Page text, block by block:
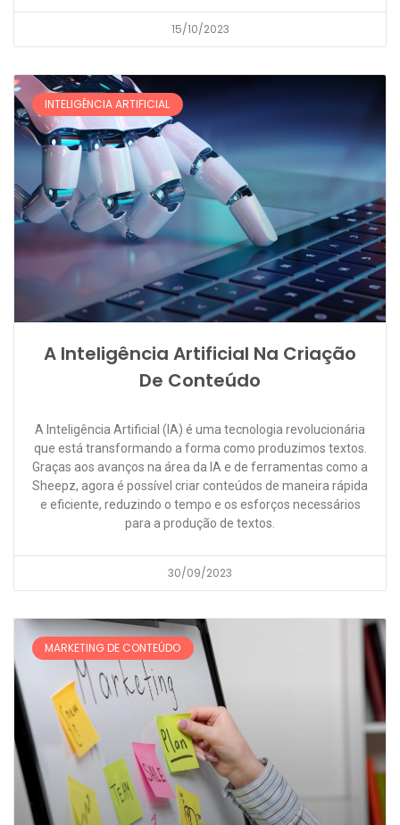
15/10/2023
INTELIGÊNCIA ARTIFICIAL
A Inteligência Artificial Na Criação
De Conteúdo
A Inteligência Artificial (IA) é uma tecnologia revolucionária
que está transformando a forma como produzimos textos.
Graças aos avanços na área da IA e de ferramentas como a
Sheepz, agora é possível criar conteúdos de maneira rápida
e eficiente, reduzindo o tempo e os esforços necessários
para a produção de textos.
30/09/2023
MARKETING DE CONTEÚDO